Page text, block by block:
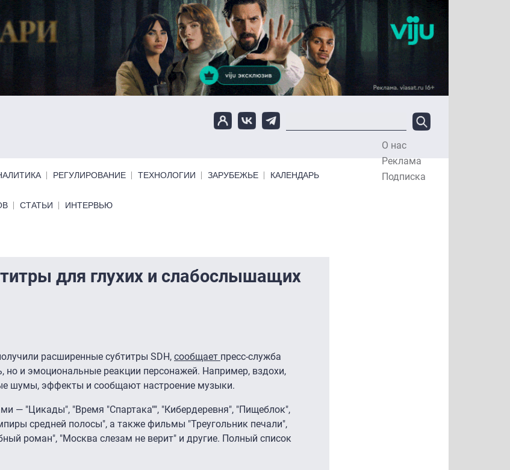
О нас
Реклама
Подписка
РЕГУЛИРОВАНИЕ ТЕХНОЛОГИИ ЗАРУБЕЖЬЕ КАЛЕНДАРЬ
СТАТЬИ ИНТЕРВЬЮ
для глухих и слабослышащих
расширенные субтитры SDH, сообщает пресс-служба
но и эмоциональные реакции персонажей. Например, вздохи,
шумы, эффекты и сообщают настроение музыки.
— "Цикады", "Время "Спартака"", "Кибердеревня", "Пищеблок",
средней полосы", а также фильмы "Треугольник печали",
роман", "Москва слезам не верит" и другие. Полный список